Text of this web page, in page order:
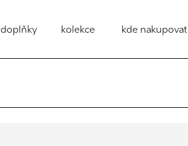
doplňky kolekce kde nakupovat